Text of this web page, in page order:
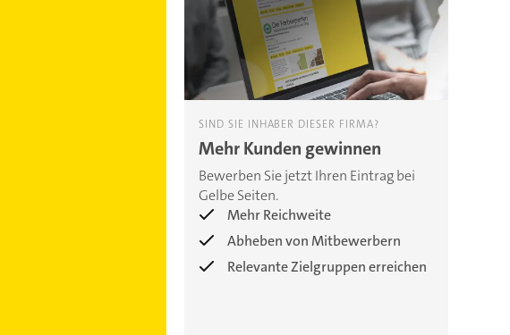
SIND SIE INHABER DIESER FIRMA?
Mehr Kunden gewinnen
Bewerben Sie jetzt Ihren Eintrag bei
Gelbe Seiten.
Mehr Reichweite
Abheben von Mitbewerbern
Relevante Zielgruppen erreichen